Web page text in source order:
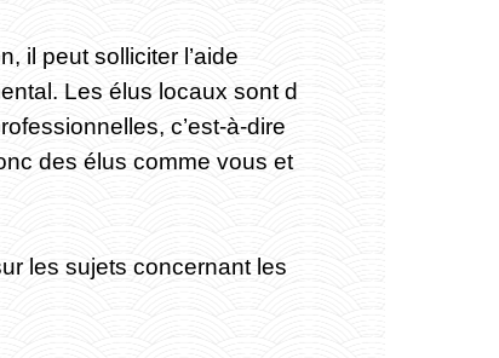
il peut solliciter l’aide
Les élus locaux sont d
c’est-à-dire
des élus comme vous et
les sujets concernant les